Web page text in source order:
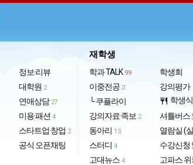
정보·리뷰
대학원 2
연애상담 27
미용·패션 4
스타트업·창업 2
공식 오픈채팅
재학생
학과 TALK 99
이중전공 2
└ 쿠플라이
강의자료·족보 2
동아리 13
스터디 4
고대뉴스 4
학생회
강의평가
restaurant 학생
셔틀버스
열람실 (
수강신청
고파스 위